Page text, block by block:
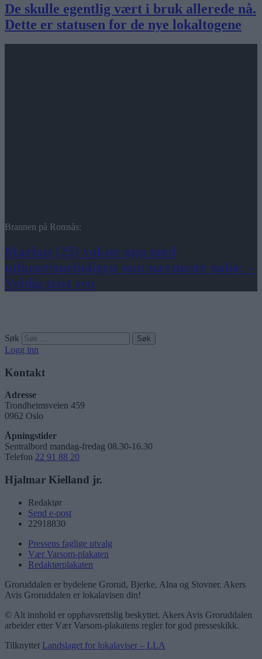
De skulle egentlig vært i bruk allerede nå.
Dette er statusen for de nye lokaltogene
Brannen på Romsås:
Markus (25) vokste opp med
uthuset/eneboligen som nærmeste nabo: –
Veldig trist syn
Søk
Logg inn
Kontakt
Adresse
Trondheimsveien 459
0962 Oslo
Åpningstider
Sentralbord mandag-fredag 08.30-16.30
Telefon 22 91 88 20
Hjalmar Kielland jr.
Redaktør
Send e-post
22918830
Pressens faglige utvalg
Vær Varsom-plakaten
Redaktørplakaten
Groruddalen er bydelene Grorud, Bjerke, Alna og Stovner. Akers
Avis Groruddalen er lokalavisen din!
© Alt innhold er opphavsrettslig beskyttet. Akers Avis Groruddalen
arbeider etter Vær Varsom-plakatens regler for god presseskikk.
Tilknyttet Landslaget for lokalaviser – LLA